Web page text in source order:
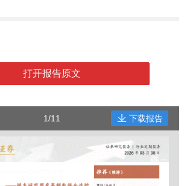
打开报告原文
1/11 下载报告